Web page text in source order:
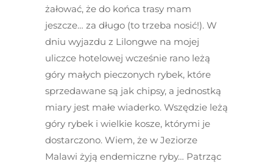
żałować, że do końca trasy mam
jeszcze… za długo (to trzeba nosić!). W
dniu wyjazdu z Lilongwe na mojej
uliczce hotelowej wcześnie rano leżą
góry małych pieczonych rybek, które
sprzedawane są jak chipsy, a jednostką
miary jest małe wiaderko. Wszędzie leżą
góry rybek i wielkie kosze, którymi je
dostarczono. Wiem, że w Jeziorze
Malawi żyją endemiczne ryby… Patrząc